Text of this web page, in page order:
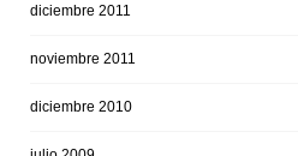
diciembre 2011
noviembre 2011
diciembre 2010